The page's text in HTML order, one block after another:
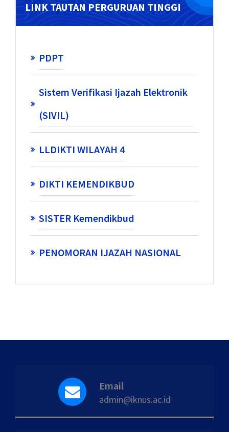
LINK TAUTAN PERGURUAN TINGGI
PDPT
Sistem Verifikasi Ijazah Elektronik
(SIVIL)
LLDIKTI WILAYAH 4
DIKTI KEMENDIKBUD
SISTER Kemendikbud
PENOMORAN IJAZAH NASIONAL
Email
admin@iknus.ac.id